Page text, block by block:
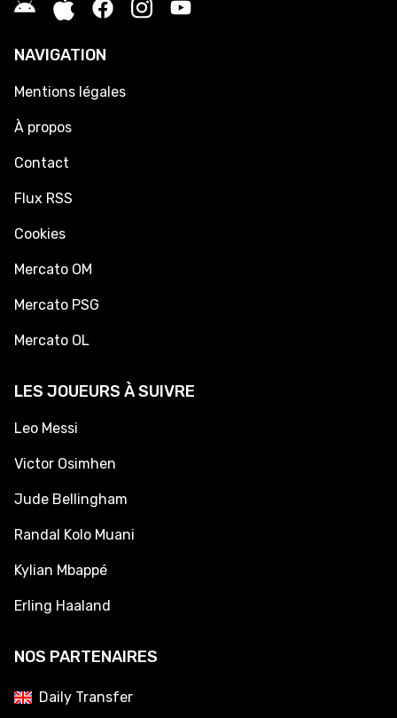
NAVIGATION
Mentions légales
À propos
Contact
Flux RSS
Cookies
Mercato OM
Mercato PSG
Mercato OL
LES JOUEURS À SUIVRE
Leo Messi
Victor Osimhen
Jude Bellingham
Randal Kolo Muani
Kylian Mbappé
Erling Haaland
NOS PARTENAIRES
Daily Transfer